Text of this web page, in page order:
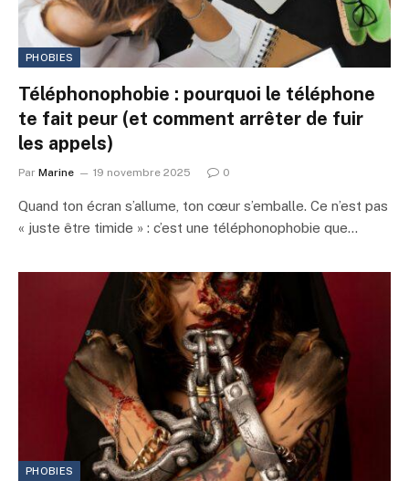
PHOBIES
Téléphonophobie : pourquoi le téléphone
te fait peur (et comment arrêter de fuir
les appels)
Par Marine 19 novembre 2025 0
Quand ton écran s’allume, ton cœur s’emballe. Ce n’est pas
« juste être timide » : c’est une téléphonophobie que…
PHOBIES